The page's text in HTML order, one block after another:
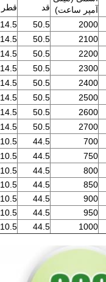
آمپر ساعت) قد
قطر
2000
50.5
14.5
2100
50.5
14.5
2200
50.5
14.5
2300
50.5
14.5
2400
50.5
14.5
2500
50.5
14.5
2600
50.5
14.5
2700
50.5
14.5
700
44.5
10.5
750
44.5
10.5
800
44.5
10.5
850
44.5
10.5
900
44.5
10.5
950
44.5
10.5
1000
44.5
10.5